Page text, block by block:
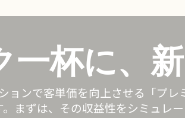
杯に、新
ョンで客単価を向上させる「プ
まずは、その収益性をシミュレー